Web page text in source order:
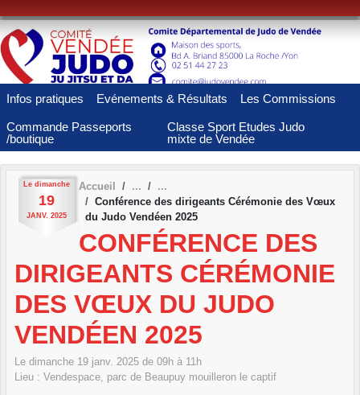
Infos pratiques Evénements & Résultats Les Commissions
Commande Passeports
/boutique
Classe Sport Etudes Judo
mixte de Vendée
Le dimanche
19
JANV. 2025
Accueil
Conférence des dirigeants Cérémonie des Vœux
du Judo Vendéen 2025
CONFÉRENCE DES
DIRIGEANTS CÉRÉMONIE
DES VŒUX DU JUDO
VENDÉEN 2025
Le dimanche 19 janv. 2025 de 09h à 11h
Lieu : Vendespace, parc de Beaupuy mouilleron le captif